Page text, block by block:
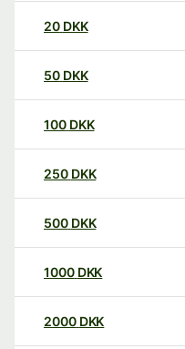
20 DKK
50 DKK
100 DKK
250 DKK
500 DKK
1000 DKK
2000 DKK